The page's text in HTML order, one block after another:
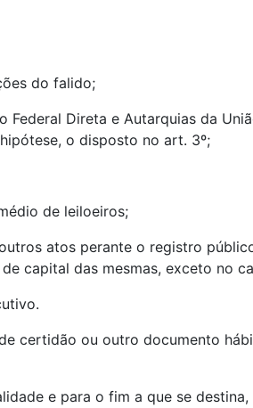
do falido;
Direta e Autarquias da
o disposto no art. 3º;
de leiloeiros;
atos perante o registro
capital das mesmas, exceto no
certidão ou outro documento
e para o fim a que se